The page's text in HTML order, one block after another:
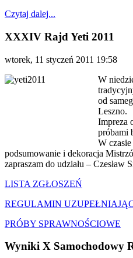
Czytaj dalej...
XXXIV Rajd Yeti 2011
wtorek, 11 styczeń 2011 19:58
W
od
Leszno.
Impreza
próbami
W
podsumowanie i dekoracja
zapraszam do udziału – Czesław
LISTA ZGŁOSZEŃ
REGULAMIN
PRÓBY SPRAWNOŚCIOWE
Wyniki X Samochodowy